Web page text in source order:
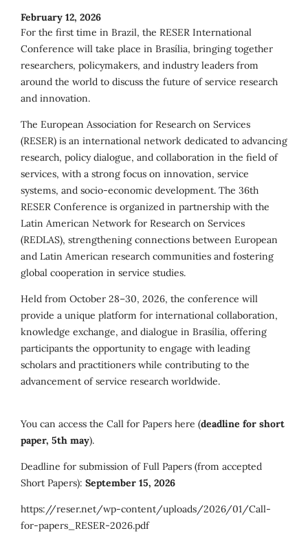
February 12, 2026
For the first time in Brazil, the RESER International
Conference will take place in Brasília, bringing together
researchers, policymakers, and industry leaders from
around the world to discuss the future of service research
and innovation.
The European Association for Research on Services
(RESER) is an international network dedicated to advancing
research, policy dialogue, and collaboration in the field of
services, with a strong focus on innovation, service
systems, and socio-economic development. The 36th
RESER Conference is organized in partnership with the
Latin American Network for Research on Services
(REDLAS), strengthening connections between European
and Latin American research communities and fostering
global cooperation in service studies.
Held from October 28–30, 2026, the conference will
provide a unique platform for international collaboration,
knowledge exchange, and dialogue in Brasília, offering
participants the opportunity to engage with leading
scholars and practitioners while contributing to the
advancement of service research worldwide.
You can access the Call for Papers here (deadline for short
paper, 5th may).
Deadline for submission of Full Papers (from accepted
Short Papers): September 15, 2026
https://reser.net/wp-content/uploads/2026/01/Call-
for-papers_RESER-2026.pdf